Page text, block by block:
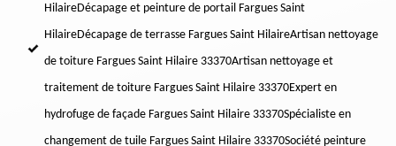
HilaireDécapage et peinture de portail Fargues Saint
HilaireDécapage de terrasse Fargues Saint HilaireArtisan nettoyage
de toiture Fargues Saint Hilaire 33370Artisan nettoyage et
traitement de toiture Fargues Saint Hilaire 33370Expert en
hydrofuge de façade Fargues Saint Hilaire 33370Spécialiste en
changement de tuile Fargues Saint Hilaire 33370Société peinture